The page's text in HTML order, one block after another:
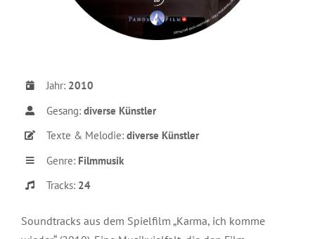
Jahr: 2010
Gesang: diverse Künstler
Texte & Melodie: diverse Künstler
Genre: Filmmusik
Tracks: 24
Soundtracks aus dem Spielfilm „Karma, ich komme